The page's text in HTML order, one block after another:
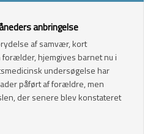
anbringelse
af samvær, kort
hjemgives barnet nu i
undersøgelse har
påført af forældre, men
der senere blev konstateret